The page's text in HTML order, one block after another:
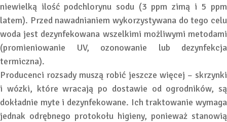
niewielką ilość podchlorynu sodu (3 ppm zimą i 5 ppm
latem). Przed nawadnianiem wykorzystywana do tego celu
woda jest dezynfekowana wszelkimi możliwymi metodami
(promieniowanie UV, ozonowanie lub dezynfekcja
termiczna).
Producenci rozsady muszą robić jeszcze więcej – skrzynki
i wózki, które wracają po dostawie od ogrodników, są
dokładnie myte i dezynfekowane. Ich traktowanie wymaga
jednak odrębnego protokołu higieny, ponieważ stanowią